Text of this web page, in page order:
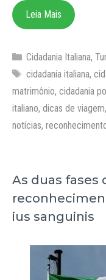
Leia Mais
Categorias
Cidadania Italiana,
Tags
cidadania italiana,
matrimônio, cidadania
italiano, dicas de viagem,
notícias,
As duas fases
ius sanguinis